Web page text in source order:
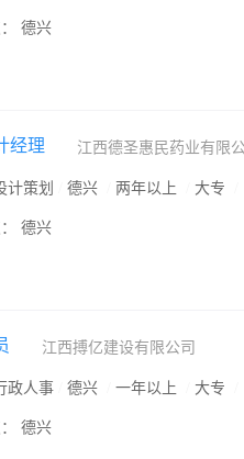
德兴
经理 江西德圣惠民药业有限
计策划 德兴 两年以上 大专
德兴
江西搏亿建设有限公司
政人事 德兴 一年以上 大专
德兴